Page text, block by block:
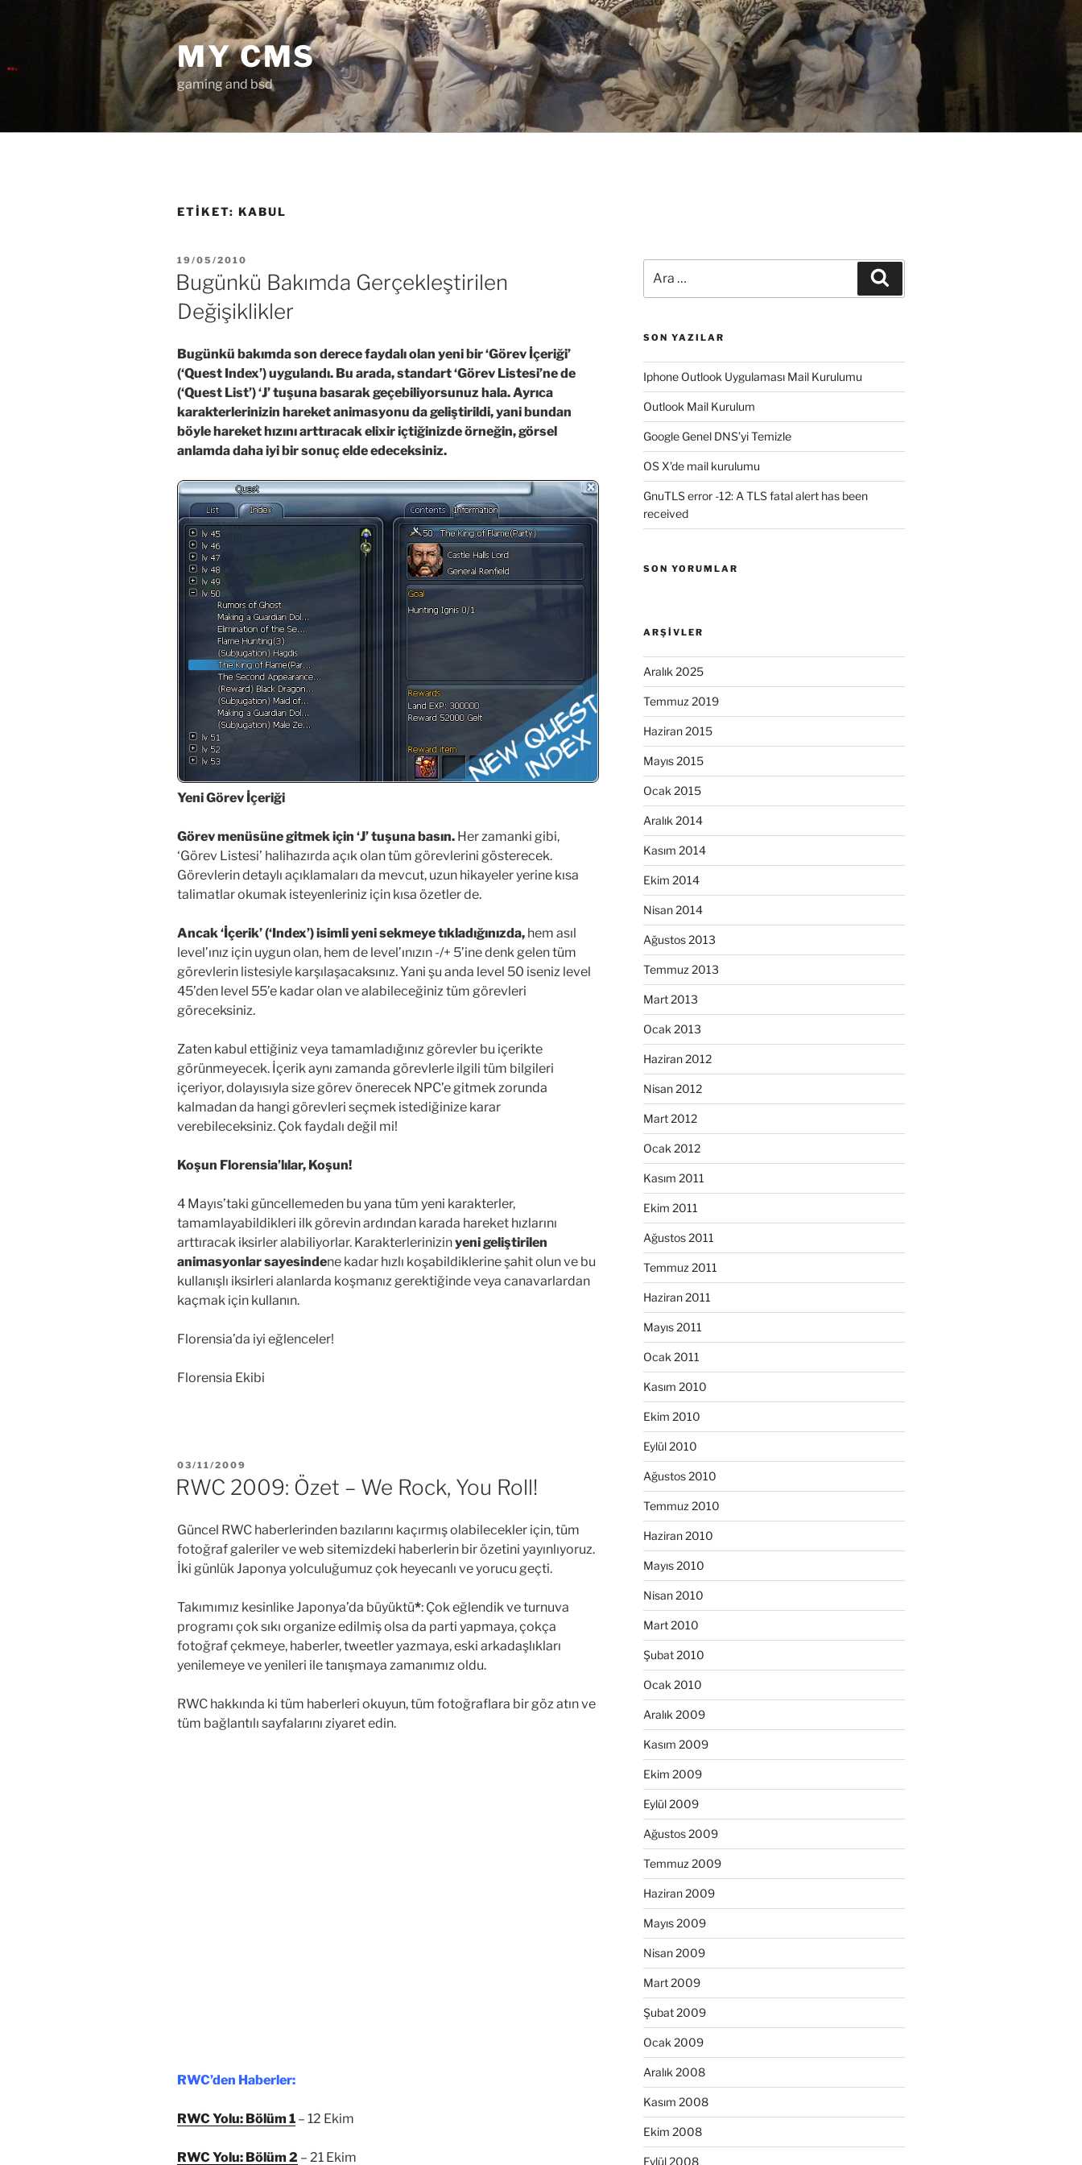
MY CMS
gaming and bsd
ETIKET: KABUL
YAYIM
TARIHI
19/05/2010
Bugünkü Bakımda Gerçekleştirilen
Değişiklikler
Bugünkü bakımda son derece faydalı olan yeni bir ‘Görev İçeriği’
(‘Quest Index’) uygulandı. Bu arada, standart ‘Görev Listesi’ne de
(‘Quest List’) ‘J’ tuşuna basarak geçebiliyorsunuz hala. Ayrıca
karakterlerinizin hareket animasyonu da geliştirildi, yani bundan
böyle hareket hızını arttıracak elixir içtiğinizde örneğin, görsel
anlamda daha iyi bir sonuç elde edeceksiniz.
Yeni Görev İçeriği
Görev menüsüne gitmek için ‘J’ tuşuna basın. Her zamanki gibi,
‘Görev Listesi’ halihazırda açık olan tüm görevlerini gösterecek.
Görevlerin detaylı açıklamaları da mevcut, uzun hikayeler yerine kısa
talimatlar okumak isteyenleriniz için kısa özetler de.
Ancak ‘İçerik’ (‘Index’) isimli yeni sekmeye tıkladığınızda, hem asıl
level’ınız için uygun olan, hem de level’ınızın -/+ 5’ine denk gelen tüm
görevlerin listesiyle karşılaşacaksınız. Yani şu anda level 50 iseniz level
45’den level 55’e kadar olan ve alabileceğiniz tüm görevleri
göreceksiniz.
Zaten kabul ettiğiniz veya tamamladığınız görevler bu içerikte
görünmeyecek. İçerik aynı zamanda görevlerle ilgili tüm bilgileri
içeriyor, dolayısıyla size görev önerecek NPC’e gitmek zorunda
kalmadan da hangi görevleri seçmek istediğinize karar
verebileceksiniz. Çok faydalı değil mi!
Koşun Florensia’lılar, Koşun!
4 Mayıs’taki güncellemeden bu yana tüm yeni karakterler,
tamamlayabildikleri ilk görevin ardından karada hareket hızlarını
arttıracak iksirler alabiliyorlar. Karakterlerinizinyeni geliştirilen
animasyonlar sayesindene kadar hızlı koşabildiklerine şahit olun ve bu
kullanışlı iksirleri alanlarda koşmanız gerektiğinde veya canavarlardan
kaçmak için kullanın.
Florensia’da iyi eğlenceler!
Florensia Ekibi
YAYIM
TARIHI
03/11/2009
RWC 2009: Özet – We Rock, You Roll!
Güncel RWC haberlerinden bazılarını kaçırmış olabilecekler için, tüm
fotoğraf galeriler ve web sitemizdeki haberlerin bir özetini yayınlıyoruz.
İki günlük Japonya yolculuğumuz çok heyecanlı ve yorucu geçti.
Takımımız kesinlike Japonya’da büyüktü*: Çok eğlendik ve turnuva
programı çok sıkı organize edilmiş olsa da parti yapmaya, çokça
fotoğraf çekmeye, haberler, tweetler yazmaya, eski arkadaşlıkları
yenilemeye ve yenileri ile tanışmaya zamanımız oldu.
RWC hakkında ki tüm haberleri okuyun, tüm fotoğraflara bir göz atın ve
tüm bağlantılı sayfalarını ziyaret edin.
RWC’den Haberler:
RWC Yolu: Bölüm 1 – 12 Ekim
RWC Yolu: Bölüm 2 – 21 Ekim
SON YAZILAR
Iphone Outlook Uygulaması Mail Kurulumu
Outlook Mail Kurulum
Google Genel DNS’yi Temizle
OS X’de mail kurulumu
GnuTLS error -12: A TLS fatal alert has been
received
SON YORUMLAR
ARŞIVLER
Aralık 2025
Temmuz 2019
Haziran 2015
Mayıs 2015
Ocak 2015
Aralık 2014
Kasım 2014
Ekim 2014
Nisan 2014
Ağustos 2013
Temmuz 2013
Mart 2013
Ocak 2013
Haziran 2012
Nisan 2012
Mart 2012
Ocak 2012
Kasım 2011
Ekim 2011
Ağustos 2011
Temmuz 2011
Haziran 2011
Mayıs 2011
Ocak 2011
Kasım 2010
Ekim 2010
Eylül 2010
Ağustos 2010
Temmuz 2010
Haziran 2010
Mayıs 2010
Nisan 2010
Mart 2010
Şubat 2010
Ocak 2010
Aralık 2009
Kasım 2009
Ekim 2009
Eylül 2009
Ağustos 2009
Temmuz 2009
Haziran 2009
Mayıs 2009
Nisan 2009
Mart 2009
Şubat 2009
Ocak 2009
Aralık 2008
Kasım 2008
Ekim 2008
Eylül 2008